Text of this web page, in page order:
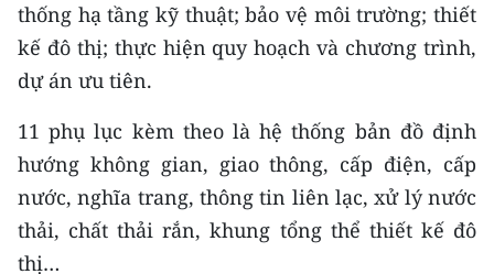
Media Xã hội
Media Pháp luật
Media Du lịch
Media Thế giới
Media Thể thao
thống hạ tầng kỹ thuật; bảo vệ môi trường; thiết
kế đô thị; thực hiện quy hoạch và chương trình,
dự án ưu tiên.
11 phụ lục kèm theo là hệ thống bản đồ định
hướng không gian, giao thông, cấp điện, cấp
nước, nghĩa trang, thông tin liên lạc, xử lý nước
thải, chất thải rắn, khung tổng thể thiết kế đô
thị…